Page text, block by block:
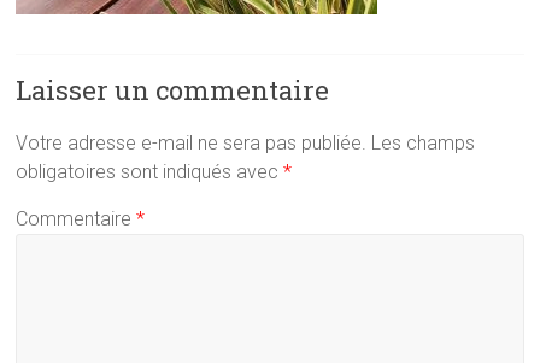
Laisser un commentaire
Votre adresse e-mail ne sera pas publiée. Les champs
obligatoires sont indiqués avec*
Commentaire*